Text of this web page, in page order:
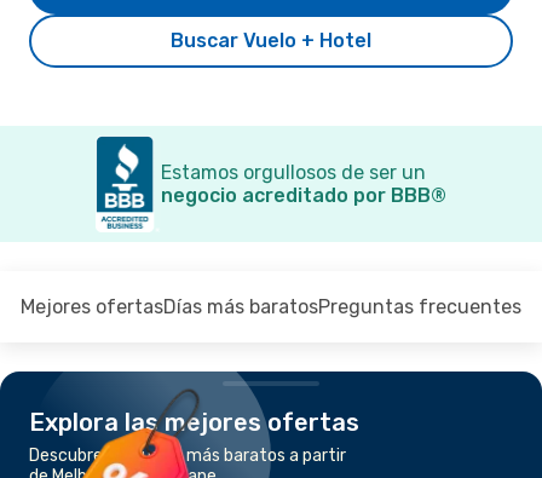
Buscar Vuelo + Hotel
Estamos orgullosos de ser un
negocio acreditado por BBB®
Mejores ofertasDías más baratosPreguntas frecuentes
Explora las mejores ofertas
Descubre los vuelos más baratos a partir